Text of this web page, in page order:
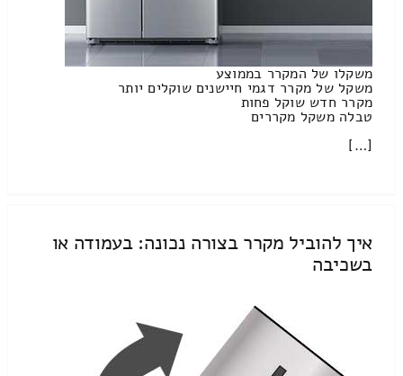
משקלו של המקרר בממוצע
משקל של מקרר דגמי חיישנים שוקלים יותר
מקרר חדש שוקל פחות
טבלה משקל מקררים
[…]
איך להוביל מקרר בצורה נכונה: בעמודה או
בשכיבה